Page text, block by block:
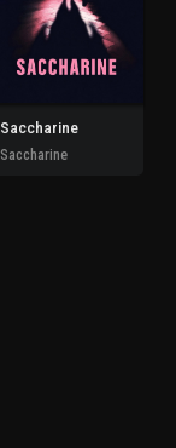
Saccharine
Saccharine